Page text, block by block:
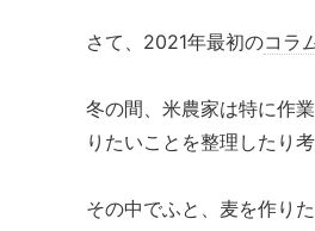
さて、2021年最初のコラ
冬の間、米農家は特に作
りたいことを整理したり
その中でふと、麦を作り